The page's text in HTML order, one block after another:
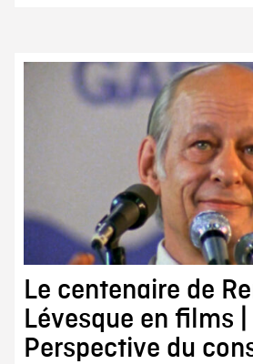
Le centenaire de
Lévesque en films |
Perspective du